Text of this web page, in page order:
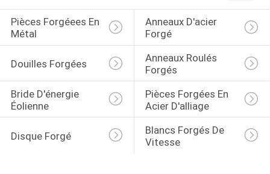
Pièces Forgéees En
Métal
Anneaux D'acier
Forgé
Douilles Forgées
Anneaux Roulés
Forgés
Bride D'énergie
Éolienne
Pièces Forgées En
Acier D'alliage
Disque Forgé
Blancs Forgés De
Vitesse